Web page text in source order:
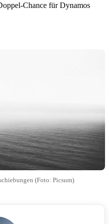
Chance für Dynamos
(Foto: Picsum)